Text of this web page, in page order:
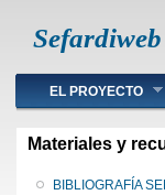
Sefardiweb
Main menu
EL PROYECTO
Materiales y
BIBLIOGRAFÍA